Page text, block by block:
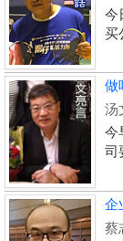
今
买
做
汤
今
司
企
蔡